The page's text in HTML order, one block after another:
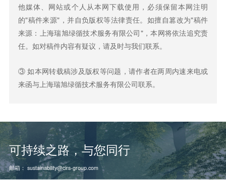
他媒体、网站或个人从本网下载使用，必须保留本网注明
的"稿件来源"，并自负版权等法律责任。如擅自篡改为"稿件
来源：
上海瑞旭绿循技术服务有限公司"，本网将依法追究责
任。如对稿件内容有疑议，请及时与我们联系。
③ 如本网转载稿涉及版权等问题，请作者在两周内速来电或
来函与上海瑞旭绿循技术服务有限公司联系。
可持续之路，与您同行
邮箱： sustainability@cirs-group.com